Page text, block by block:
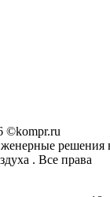
©kompr.ru
решения
. Все права